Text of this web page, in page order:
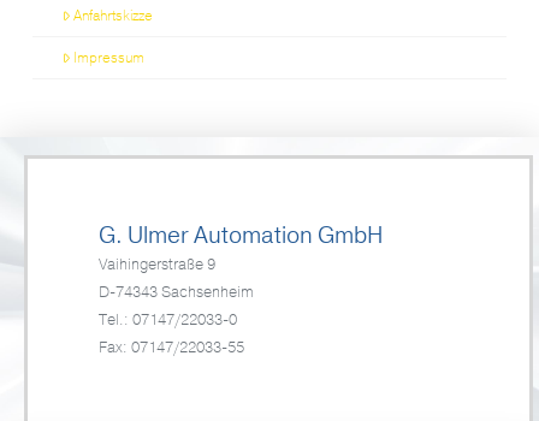
Anfahrtskizze
Impressum
G. Ulmer Automation GmbH
Vaihingerstraße 9
D-74343 Sachsenheim
Tel.: 07147/22033-0
Fax: 07147/22033-55